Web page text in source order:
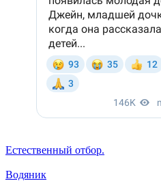
Естественный отбор.
Водяник